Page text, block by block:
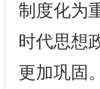
制度化为
时代思想
更加巩固。